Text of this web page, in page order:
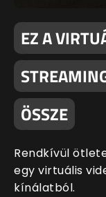
EZ A
ÖSSZE
Rendkívül
egy virtuális
kínálatból.